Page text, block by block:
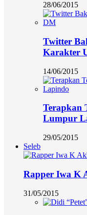
28/06/2015
Twitter
Karakter
14/06/2015
Terapkan
Lumpur
29/05/2015
Seleb
Rapper Iwa K
31/05/2015